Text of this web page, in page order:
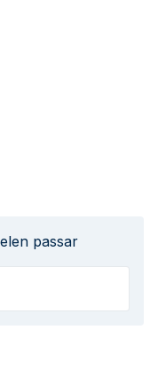
passar